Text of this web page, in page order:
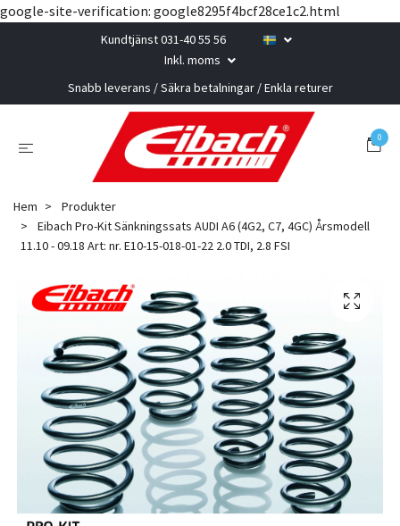
google-site-verification: google8295f4bcf28ce1c2.html
Kundtjänst 031-40 55 56
Inkl. moms
Snabb leverans / Säkra betalningar / Enkla returer
0
Hem
Produkter
Eibach Pro-Kit Sänkningssats AUDI A6 (4G2, C7, 4GC) Årsmodell
11.10 - 09.18 Art: nr. E10-15-018-01-22 2.0 TDI, 2.8 FSI